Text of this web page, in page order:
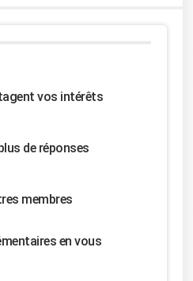
vos intérêts
de réponses
membres
en vous